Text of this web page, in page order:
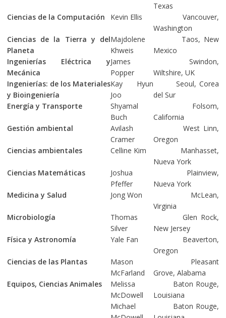
Texas
Ciencias de la Computación
Kevin Ellis
Vancouver,
Washington
Ciencias de la Tierra y del
Planeta
Majdolene
Khweis
Taos, New
Mexico
Ingenierías Eléctrica y
Mecánica
James
Popper
Swindon,
Wiltshire, UK
Ingenierías: de los Materiales
y Bioingeniería
Kay Hyun
Joo
Seoul, Corea
del Sur
Energía y Transporte
Shyamal
Buch
Folsom,
California
Gestión ambiental
Avilash
Cramer
West Linn,
Oregon
Ciencias ambientales
Celline Kim
Manhasset,
Nueva York
Ciencias Matemáticas
Joshua
Pfeffer
Plainview,
Nueva York
Medicina y Salud
Jong Won
McLean,
Virginia
Microbiología
Thomas
Silver
Glen Rock,
New Jersey
Física y Astronomía
Yale Fan
Beaverton,
Oregon
Ciencias de las Plantas
Mason
McFarland
Pleasant
Grove, Alabama
Equipos, Ciencias Animales
Melissa
McDowell
Baton Rouge,
Louisiana
Michael
Baton Rouge,